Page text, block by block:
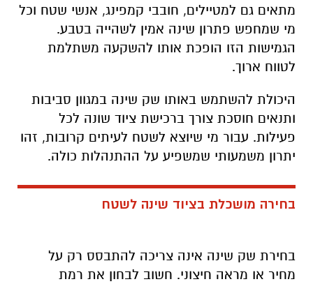
מתאים גם למטיילים, חובבי קמפינג, אנשי שטח וכל
מי שמחפש פתרון שינה אמין לשהייה בטבע.
הגמישות הזו הופכת אותו להשקעה משתלמת
לטווח ארוך.
היכולת להשתמש באותו שק שינה במגוון סביבות
ותנאים חוסכת צורך ברכישת ציוד שונה לכל
פעילות. עבור מי שיוצא לשטח לעיתים קרובות, זהו
יתרון משמעותי שמשפיע על ההתנהלות כולה.
בחירה מושכלת בציוד שינה לשטח
בחירת שק שינה אינה צריכה להתבסס רק על
מחיר או מראה חיצוני. חשוב לבחון את רמת